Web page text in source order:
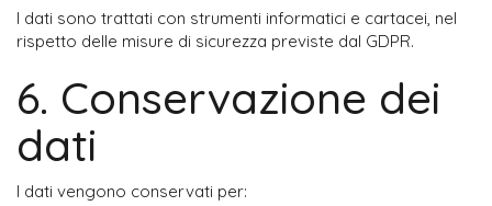
I dati sono trattati con strumenti informatici e cartacei, nel
rispetto delle misure di sicurezza previste dal GDPR.
6. Conservazione dei
dati
I dati vengono conservati per: